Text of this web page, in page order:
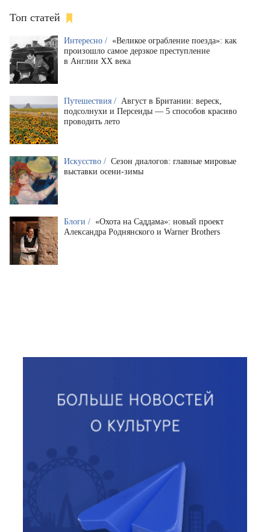
Топ статей
Интересно / «Великое ограбление поезда»: как
произошло самое дерзкое преступление
в Англии XX века
Путешествия / Август в Британии: вереск,
подсолнухи и Персеиды — 5 способов красиво
проводить лето
Искусство / Сезон диалогов: главные мировые
выставки осени-зимы
Блоги / «Охота на Саддама»: новый проект
Александра Роднянского и Warner Brothers